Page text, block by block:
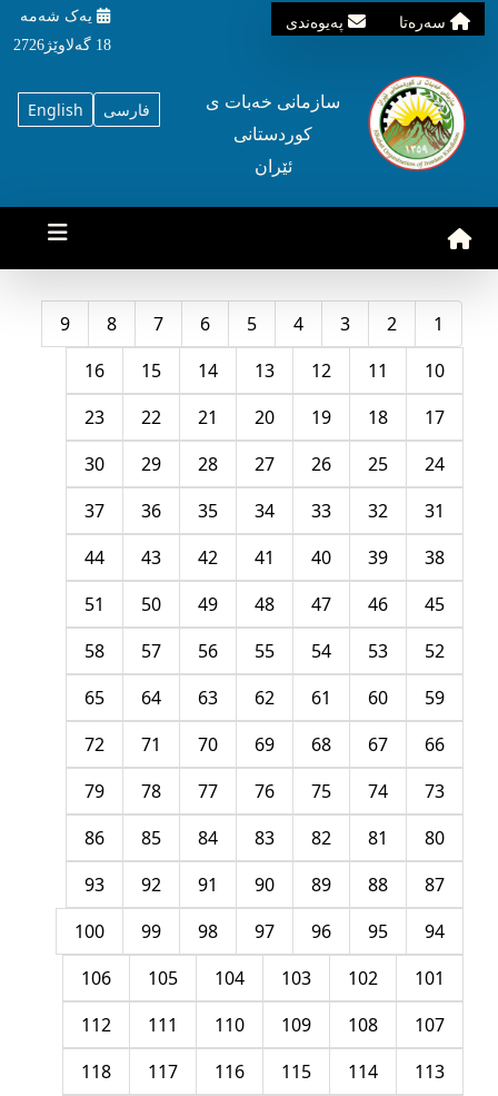
سه‌ره‌تا په‌یوه‌ندی
یه‌ک شه‌مه‌
18 گه‌لاوێژ2726
English فارسی
سازمانی خه‌بات ی
کوردستانی
ئێران
1
2
3
4
5
6
7
8
9
10
11
12
13
14
15
16
17
18
19
20
21
22
23
24
25
26
27
28
29
30
31
32
33
34
35
36
37
38
39
40
41
42
43
44
45
46
47
48
49
50
51
52
53
54
55
56
57
58
59
60
61
62
63
64
65
66
67
68
69
70
71
72
73
74
75
76
77
78
79
80
81
82
83
84
85
86
87
88
89
90
91
92
93
94
95
96
97
98
99
100
101
102
103
104
105
106
107
108
109
110
111
112
113
114
115
116
117
118